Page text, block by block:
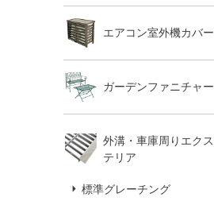
エアコン室外機カバー
ガーデンファニチャー
外溝・車庫周りエクス
テリア
標準グレーチング